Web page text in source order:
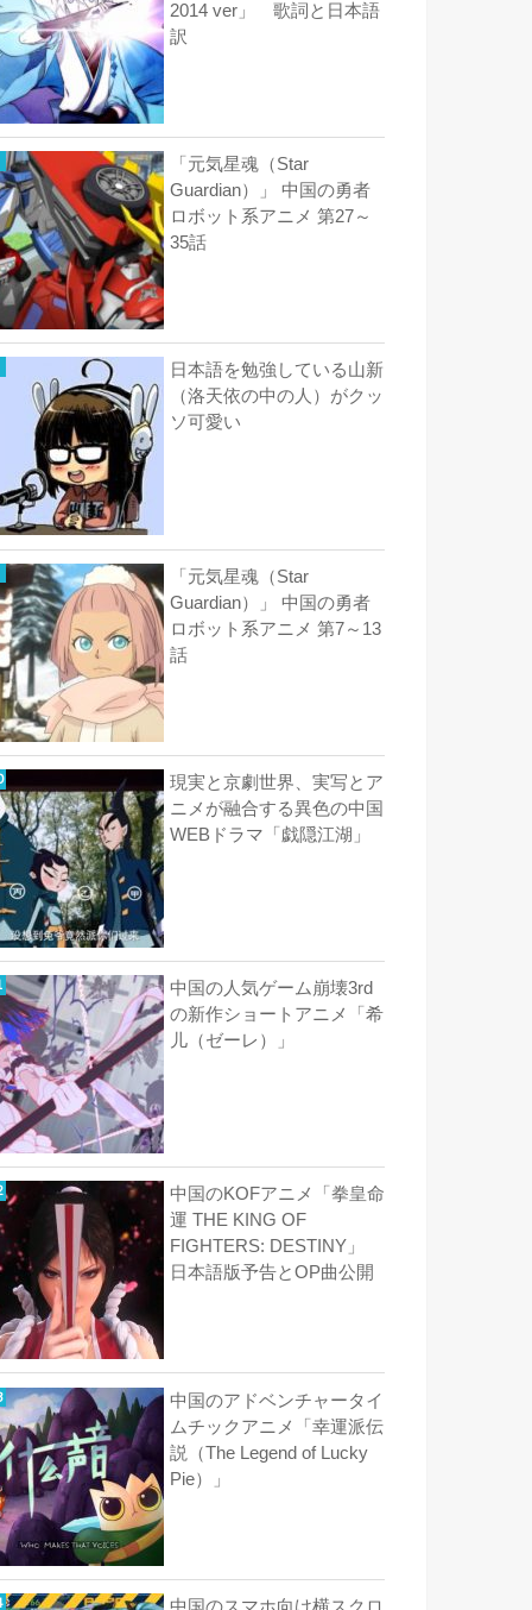
2014 ver」 歌詞と日本語
訳
「元気星魂（Star
Guardian）」 中国の勇者
ロボット系アニメ 第27～
35話
日本語を勉強している山新
（洛天依の中の人）がクッ
ソ可愛い
「元気星魂（Star
Guardian）」 中国の勇者
ロボット系アニメ 第7～13
話
現実と京劇世界、実写とア
ニメが融合する異色の中国
WEBドラマ「戯隠江湖」
中国の人気ゲーム崩壊3rd
の新作ショートアニメ「希
儿（ゼーレ）」
中国のKOFアニメ「拳皇命
運 THE KING OF
FIGHTERS: DESTINY」
日本語版予告とOP曲公開
中国のアドベンチャータイ
ムチックアニメ「幸運派伝
説（The Legend of Lucky
Pie）」
中国のスマホ向け横スクロ